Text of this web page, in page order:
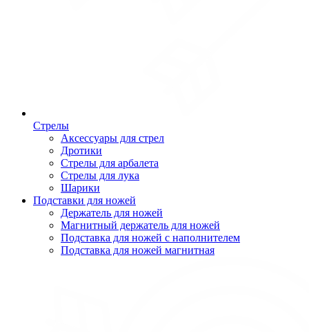
Стрелы
Аксессуары для стрел
Дротики
Стрелы для арбалета
Стрелы для лука
Шарики
Подставки для ножей
Держатель для ножей
Магнитный держатель для ножей
Подставка для ножей с наполнителем
Подставка для ножей магнитная